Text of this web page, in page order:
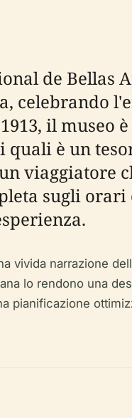
de Bellas
il museo
è un
viaggiatore
sugli
vivida narrazione
lo rendono una
pianificazione